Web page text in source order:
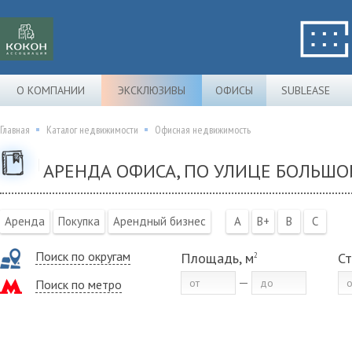
О КОМПАНИИ ЭКСКЛЮЗИВЫ ОФИСЫ SUBLEASE
Главная Каталог недвижимости Офисная недвижимость
АРЕНДА ОФИСА, ПО УЛИЦЕ
Аренда Покупка Арендный бизнес A B+ B C
Поиск по округам
Поиск по метро
Площадь, м2